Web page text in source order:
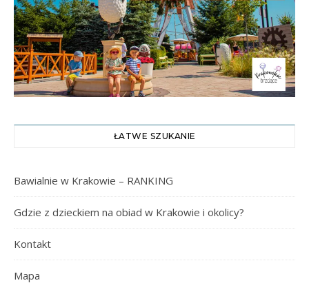
ŁATWE SZUKANIE
Bawialnie w Krakowie – RANKING
Gdzie z dzieckiem na obiad w Krakowie i okolicy?
Kontakt
Mapa